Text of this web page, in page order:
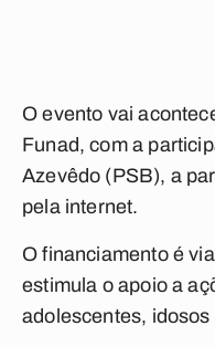
O evento vai
Funad, com a
Azevêdo (PSB), a
pela internet.
O financiamento é
estimula o apoio a
adolescentes, idosos